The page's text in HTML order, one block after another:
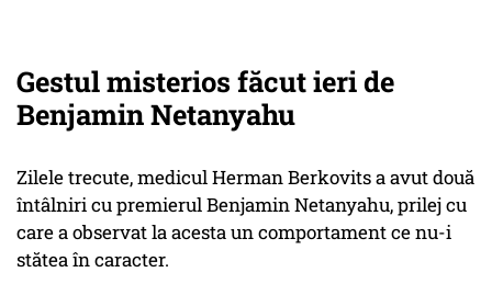
Gestul misterios făcut ieri de
Benjamin Netanyahu
Zilele trecute, medicul Herman Berkovits a avut două
întâlniri cu premierul Benjamin Netanyahu, prilej cu
care a observat la acesta un comportament ce nu-i
stătea în caracter.